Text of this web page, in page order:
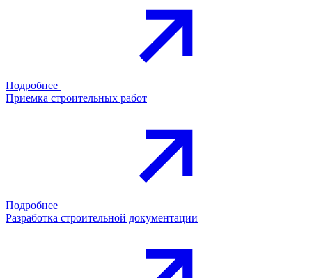
Подробнее
Приемка строительных работ
Подробнее
Разработка строительной документации